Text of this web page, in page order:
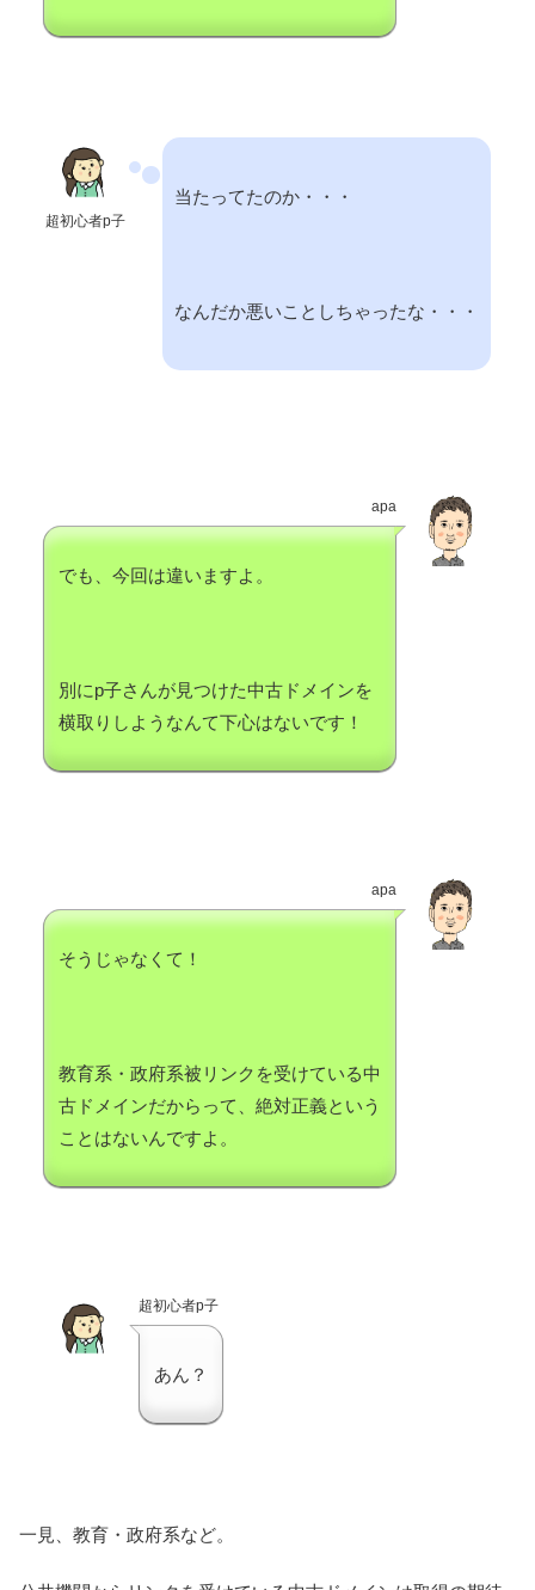
超初心者p子
当たってたのか・・・
なんだか悪いことしちゃったな・・・
apa
でも、今回は違いますよ。
別にp子さんが見つけた中古ドメインを
横取りしようなんて下心はないです！
apa
そうじゃなくて！
教育系・政府系被リンクを受けている中
古ドメインだからって、絶対正義という
ことはないんですよ。
超初心者p子
あん？
一見、教育・政府系など。